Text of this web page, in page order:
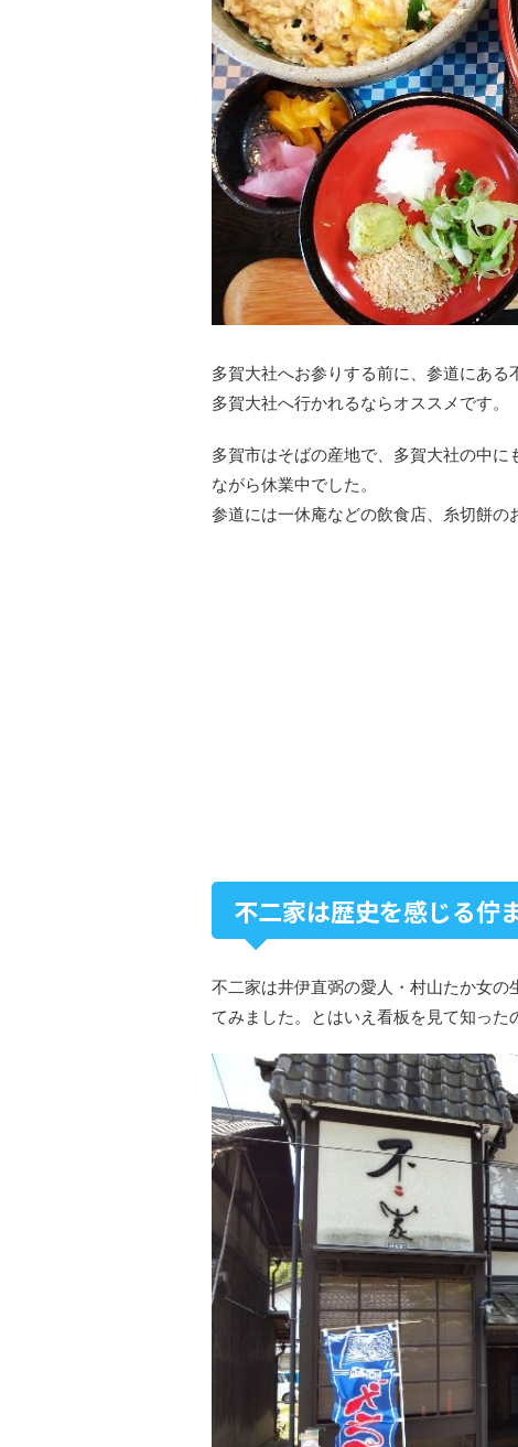
多賀大社へお参りする前に、参道にある
多賀大社へ行かれるならオススメです。
多賀市はそばの産地で、多賀大社の中
ながら休業中でした。
参道には一休庵などの飲食店、糸切餅の
不二家は歴史を感じる佇
不二家は井伊直弼の愛人・村山たか女
てみました。とはいえ看板を見て知った